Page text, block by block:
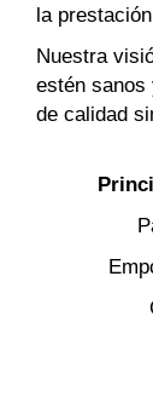
la
Nuestra
estén sanos
de calidad